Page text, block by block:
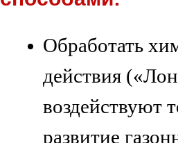
Обработать
действия
воздействуют
развитие